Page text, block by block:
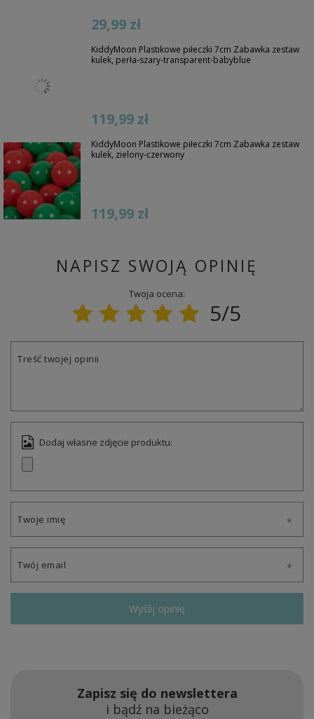
29,99 zł
KiddyMoon Plastikowe piłeczki 7cm Zabawka zestaw
kulek, perła-szary-transparent-babyblue
119,99 zł
KiddyMoon Plastikowe piłeczki 7cm Zabawka zestaw
kulek, zielony-czerwony
119,99 zł
NAPISZ SWOJĄ OPINIĘ
Twoja ocena:
5/5
Treść twojej opinii
Dodaj własne zdjęcie produktu:
Twoje imię
Twój email
Wyślij opinię
Zapisz się do newslettera
i bądź na bieżąco